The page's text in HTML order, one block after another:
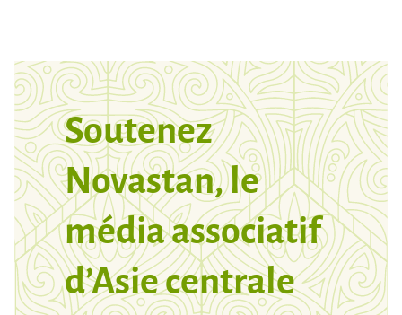
Soutenez
Novastan, le
média associatif
d’Asie centrale